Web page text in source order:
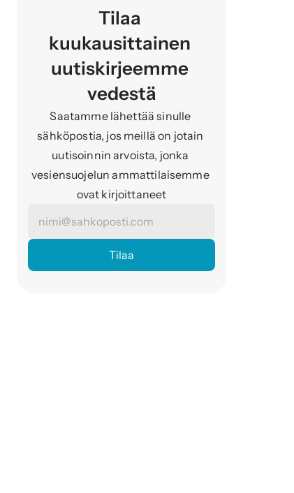
Tilaa
kuukausittainen
uutiskirjeemme
vedestä
Saatamme lähettää sinulle
sähköpostia, jos meillä on jotain
uutisoinnin arvoista, jonka
vesiensuojelun ammattilaisemme
ovat kirjoittaneet